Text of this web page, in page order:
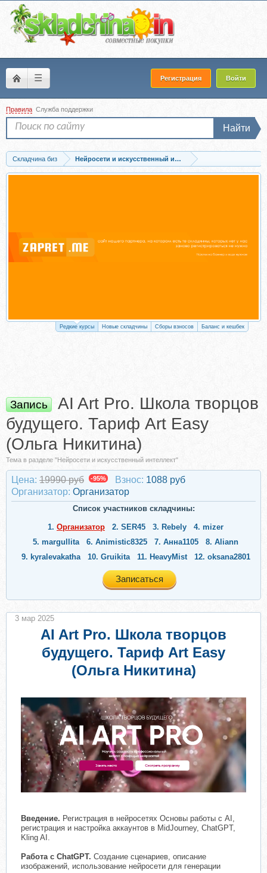
☰ Регистрация Войти
Правила Служба поддержки
Найти
Складчина биз
Нейросети и искусственный интеллект
Запись AI Art Pro. Школа творцов будущего. Тариф Art Easy (Ольга Никитина)
Редкие курсы Новые складчины Сборы взносов Баланс и кешбек
Запись
AI Art Pro. Школа творцов
будущего. Тариф Art Easy
(Ольга Никитина)
Тема в разделе "Нейросети и искусственный интеллект"
Цена: 19990 руб -95% Взнос: 1088 руб
Организатор: Организатор
Список участников складчины:
1. Организатор 2. SER45 3. Rebely 4. mizer
5. margullita 6. Animistic8325 7. Анна1105 8. Aliann
9. kyralevakatha 10. Gruikita 11. HeavyMist 12. oksana2801
Записаться
AI Art Pro. Школа творцов
будущего. Тариф Art Easy
(Ольга Никитина)
Введение. Регистрация в нейросетях Основы работы с AI,
регистрация и настройка аккаунтов в MidJourney, ChatGPT,
Kling AI.
Работа с ChatGPT. Создание сценариев, описание
изображений, использование нейросети для генерации
3 мар 2025